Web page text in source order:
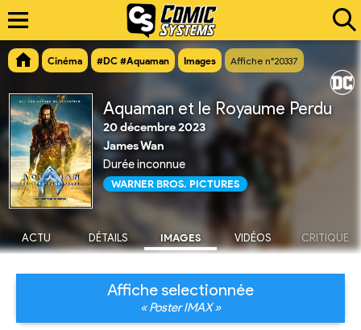
Cinéma #DC #Aquaman Images Affiche n°20337
Aquaman et le Royaume Perdu
20 décembre 2023
James Wan
Durée inconnue
WARNER BROS. PICTURES
ACTU DÉTAILS IMAGES VIDÉOS CRITIQUE
Affiche selectionnée
« Poster IMAX »